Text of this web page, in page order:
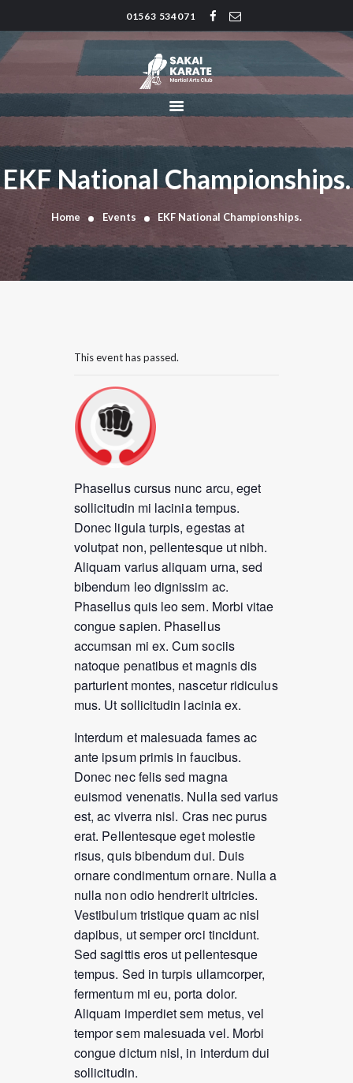
01563 534071
EKF National Championships.
Home Events EKF National Championships.
SAKAI KARATE CLUB
HOME
CLUB HISTORY
CLASS TIMES
BLOG
TRADITIONS
FAQ’S
This event has passed.
Phasellus cursus nunc arcu, eget
sollicitudin mi lacinia tempus.
Donec ligula turpis, egestas at
volutpat non, pellentesque ut nibh.
Aliquam varius aliquam urna, sed
bibendum leo dignissim ac.
Phasellus quis leo sem. Morbi vitae
congue sapien. Phasellus
accumsan mi ex. Cum sociis
natoque penatibus et magnis dis
parturient montes, nascetur ridiculus
mus. Ut sollicitudin lacinia ex.
Interdum et malesuada fames ac
ante ipsum primis in faucibus.
Donec nec felis sed magna
euismod venenatis. Nulla sed varius
est, ac viverra nisl. Cras nec purus
erat. Pellentesque eget molestie
risus, quis bibendum dui. Duis
ornare condimentum ornare. Nulla a
nulla non odio hendrerit ultricies.
Vestibulum tristique quam ac nisl
dapibus, ut semper orci tincidunt.
Sed sagittis eros ut pellentesque
tempus. Sed in turpis ullamcorper,
fermentum mi eu, porta dolor.
Aliquam imperdiet sem metus, vel
tempor sem malesuada vel. Morbi
congue dictum nisl, in interdum dui
sollicitudin.